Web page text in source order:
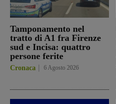
Tamponamento nel
tratto di A1 fra Firenze
sud e Incisa: quattro
persone ferite
Cronaca 6 Agosto 2026